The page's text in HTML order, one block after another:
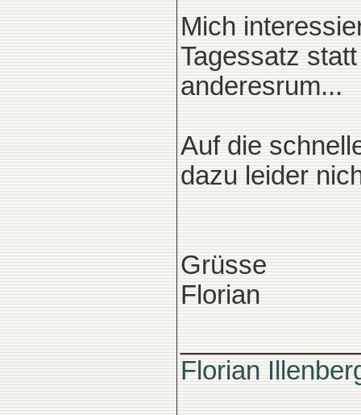
Mich
Tagessatz
anderesrum...
Auf die
dazu leider
Grüsse
Florian
Florian